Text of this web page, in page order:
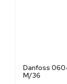
Danfoss 060-
M/36